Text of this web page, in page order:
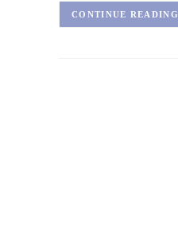
CONTINUE READING